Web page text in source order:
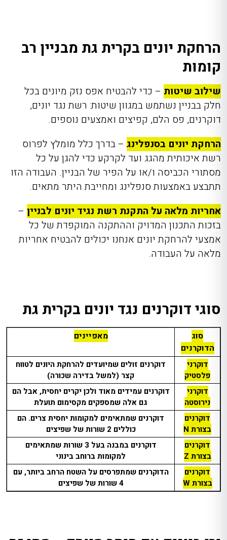
הרחקת יונים בקרית גת מבניין רב
קומות
שילוב שיטות – כדי להבטיח אפס נזק מיונים בכל
חלק בבניין נשתמש במגוון שיטות: רשת נגד יונים,
דוקרנים, פס הלם, קפיצים ואמצעים נוספים.
הרחקת יונים בסנפלינג – בדרך כלל מומלץ לפרוס
רשת איכותית מהגג ועד לקרקע כדי להגן על כל
מסתורי הכביסה ו/או על הפיר של הבניין. העבודה הזו
תתבצע באמצעות סנפלינג ומחייבת היתר מתאים.
אחריות מלאה על התקנת רשת נגיד יונים לבניין –
בזכות התכנון המדויק וההתקנה המוקפדת של כל
אמצעי להרחקת יונים אנחנו יכולים להבטיח אחריות
מלאה על העבודה.
סוגי דוקרנים נגד יונים בקרית גת
סוג
הדוקרנים
מאפיינים
דוקרני
פלסטיק
דוקרנים זולים שמיועדים להרחקת היונים לטווח
קצר (למשל בדירה שכורה)
דוקרני
נירוסטה
דוקרנים עמידים מאוד ולכן יקרים יחסית, אבל הם
גם אלה שמספקים מקסימום תועלת
דוקרנים
בצורת N
דוקרנים שמתאימים למקומות יחסית צרים. הם
כוללים 2 שורות של שפיצים
דוקרנים
בצורת Z
דוקרנים במבנה בעל 3 שורות שמתאימים
למקומות ברוחב בינוני
דוקרנים
בצורת W
הדוקרנים שמתפרסים על השטח הרחב ביותר, עם
4 שורות של שפיצים